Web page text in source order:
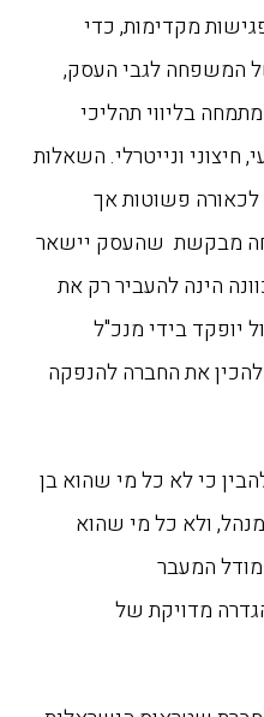
מקדימות, כדי
המשפחה לגבי העסק,
בליווי תהליכי
חיצוני ונייטרלי. השאלות
פשוטות אך
מבקשת שהעסק יישאר
הינה להעביר רק את
יופקד בידי מנכ"ל
את החברה להנפקה
כי לא כל מי שהוא בן
ולא כל מי שהוא
מודל המעבר
מדויקת של